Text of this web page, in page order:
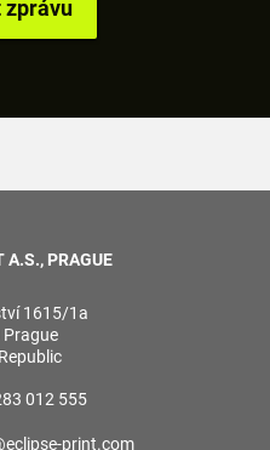
A.S., PRAGUE
1615/1a
Prague
012 555
print.com